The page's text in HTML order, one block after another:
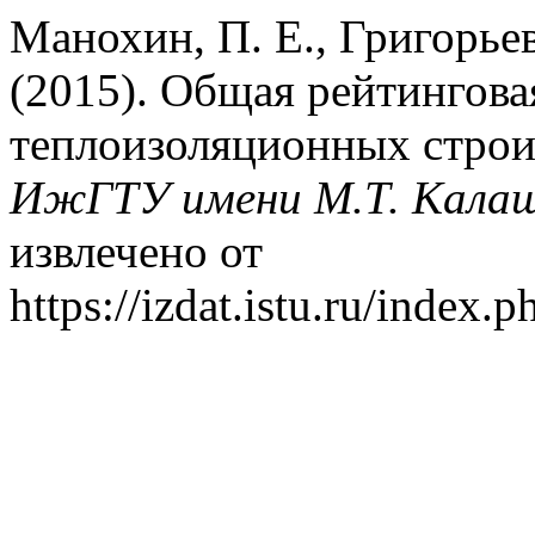
Манохин, П. Е.,
(2015). Общая
теплоизоляционных
ИжГТУ имени М.Т.
извлечено от
https://izdat.istu.ru/